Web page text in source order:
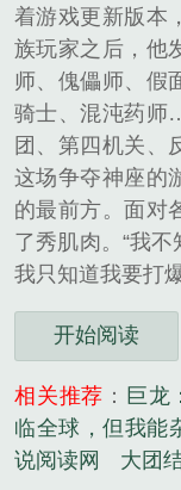
着游戏更新版
族玩家之后，他
师、傀儡师、假
骑士、混沌药
团、第四机关
这场争夺神座的
的最前方。面对
了秀肌肉。“我
我只知道我要打
开始阅读
相关推荐 ： 巨龙
临全球，但我能
说阅读网
大团